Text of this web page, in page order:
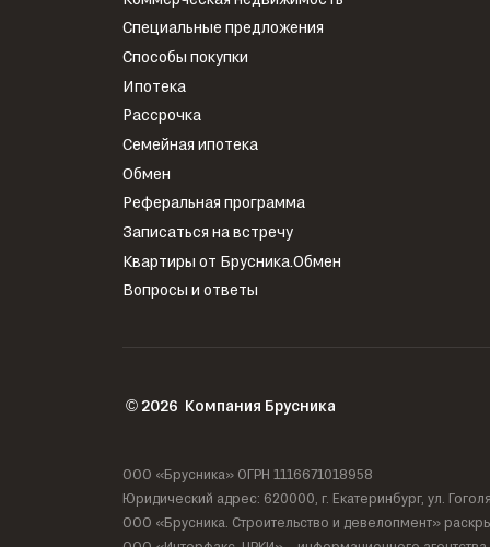
Специальные предложения
Способы покупки
Ипотека
Рассрочка
Семейная ипотека
Обмен
Реферальная программа
Записаться на встречу
Квартиры от Брусника.Обмен
Вопросы и ответы
©2026 Компания Брусника
ООО «Брусника» ОГРН 1116671018958
Юридический адрес: 620000, г. Екатеринбург, ул.
ООО «Брусника. Строительство и девелопмент»